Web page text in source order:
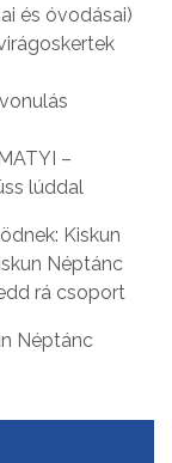
és óvodásai)
–
lúddal
Kiskun
Néptánc
rá csoport
Néptánc